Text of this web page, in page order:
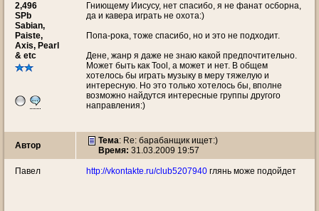
2,496
SPb
Sabian,
Paiste,
Axis, Pearl
& etc
Гниющему Иисусу, нет спасибо, я не фанат осборна,
да и кавера играть не охота:)
Попа-рока, тоже спасибо, но и это не подходит.
Дене, жанр я даже не знаю какой предпочтительно.
Может быть как Tool, а может и нет. В общем
хотелось бы играть музыку в меру тяжелую и
интересную. Но это только хотелось бы, вполне
возможно найдутся интересные группы другого
направления:)
Автор Тема: Re: барабанщик ищет:)
Время: 31.03.2009 19:57
Павел http://vkontakte.ru/club5207940 глянь може подойдет